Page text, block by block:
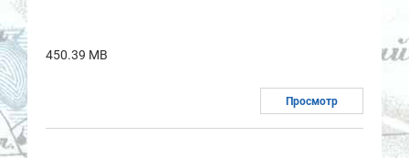
450.39 MB
Просмотр